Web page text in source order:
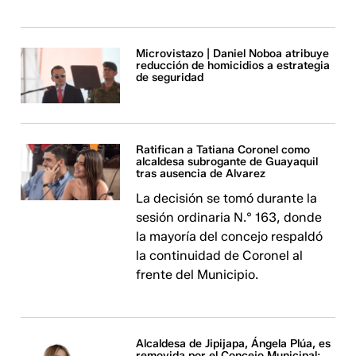
Microvistazo | Daniel Noboa atribuye
reducción de homicidios a estrategia
de seguridad
Ratifican a Tatiana Coronel como
alcaldesa subrogante de Guayaquil
tras ausencia de Alvarez
La decisión se tomó durante la
sesión ordinaria N.° 163, donde
la mayoría del concejo respaldó
la continuidad de Coronel al
frente del Municipio.
Alcaldesa de Jipijapa, Ángela Plúa, es